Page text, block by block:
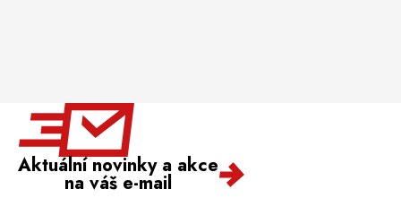
Aktuální novinky a akce
na váš e-mail